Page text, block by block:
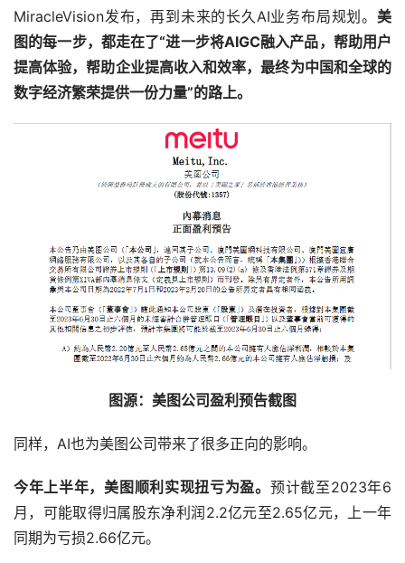
MiracleVision发布，再到未来的长久AI业务布局规划。 美
图的每一步，都走在了“进一步将AIGC融入产品，帮助用户
提高体验，帮助企业提高收入和效率，最终为中国和全球的
数字经济繁荣提供一份力量”的路上。
图源：美图公司盈利预告截图
同样，AI也为美图公司带来了很多正向的影响。
今年上半年，美图顺利实现扭亏为盈。 预计截至2023年6
月，可能取得归属股东净利润2.2亿元至2.65亿元，上一年
同期为亏损2.66亿元。